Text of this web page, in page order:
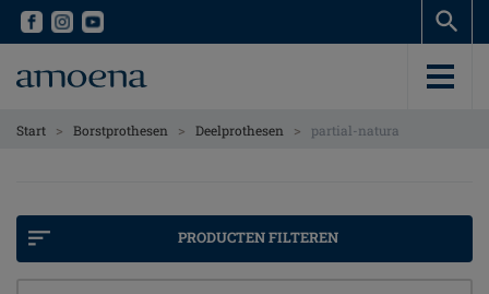
Skip
content
Skip
content
Start > Borstprothesen > Deelprothesen > partial-natura
PRODUCTEN FILTEREN